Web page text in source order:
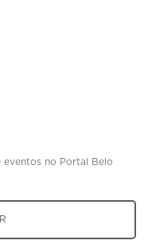
eventos no Portal Belo